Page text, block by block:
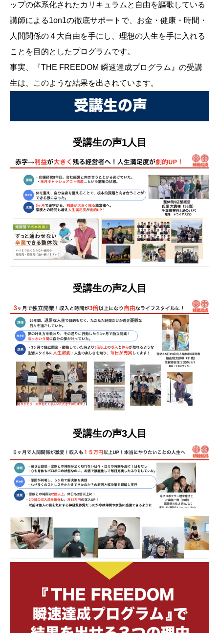
ップの体系化されたカリキュラムと自由を謳歌している
講師による1on1の徹底サポートで、お金・健康・時間・
人間関係の４大自由を手にし、理想の人生を手に入れる
ことを目的としたプログラムです。
事実、『THE FREEDOM 瞬速達成プログラム』の受講
生は、このような結果を出されています。
受講生の声1人目
受講生の声2人目
受講生の声3人目